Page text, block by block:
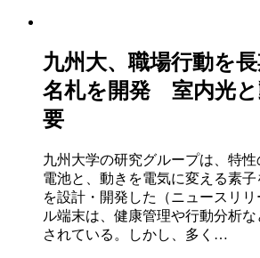
九州大、職場行動を
名札を開発 室内光と
要
九州大学の研究グループは、特
電池と、動きを電気に変える素
を設計・開発した（ニュースリ
ル端末は、健康管理や行動分析
されている。しかし、多く…